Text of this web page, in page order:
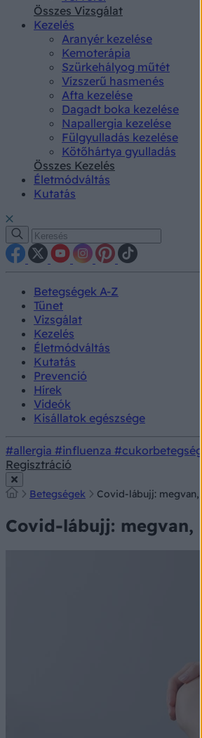
Összes Vizsgálat
Kezelés
Aranyér kezelése
Kemoterápia
Szürkehályog műtét
Vízszerű hasmenés
Afta kezelése
Dagadt boka kezelése
Napallergia kezelése
Fülgyulladás kezelése
Kötőhártya gyulladás
Összes Kezelés
Életmódváltás
Kutatás
Betegségek A-Z
Tünet
Vizsgálat
Kezelés
Életmódváltás
Kutatás
Prevenció
Hírek
Videók
Kisállatok egészsége
#allergia #influenza #cukorbetegség
Regisztráció
Betegségek Covid-lábujj:
Covid-lábujj: megvan,